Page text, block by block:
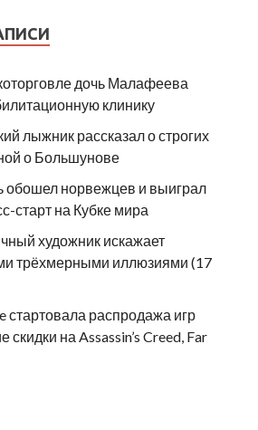
дочь Малафеева
клинику
лыжник рассказал о строгих
о Большунове
обошел норвежцев и выиграл
старт на Кубке мира
художник искажает
трёхмерными иллюзиями (17
стартовала распродажа игр
на Assassin’s Creed, Far